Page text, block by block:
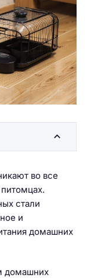
во все
стали
и
домашних
домашних